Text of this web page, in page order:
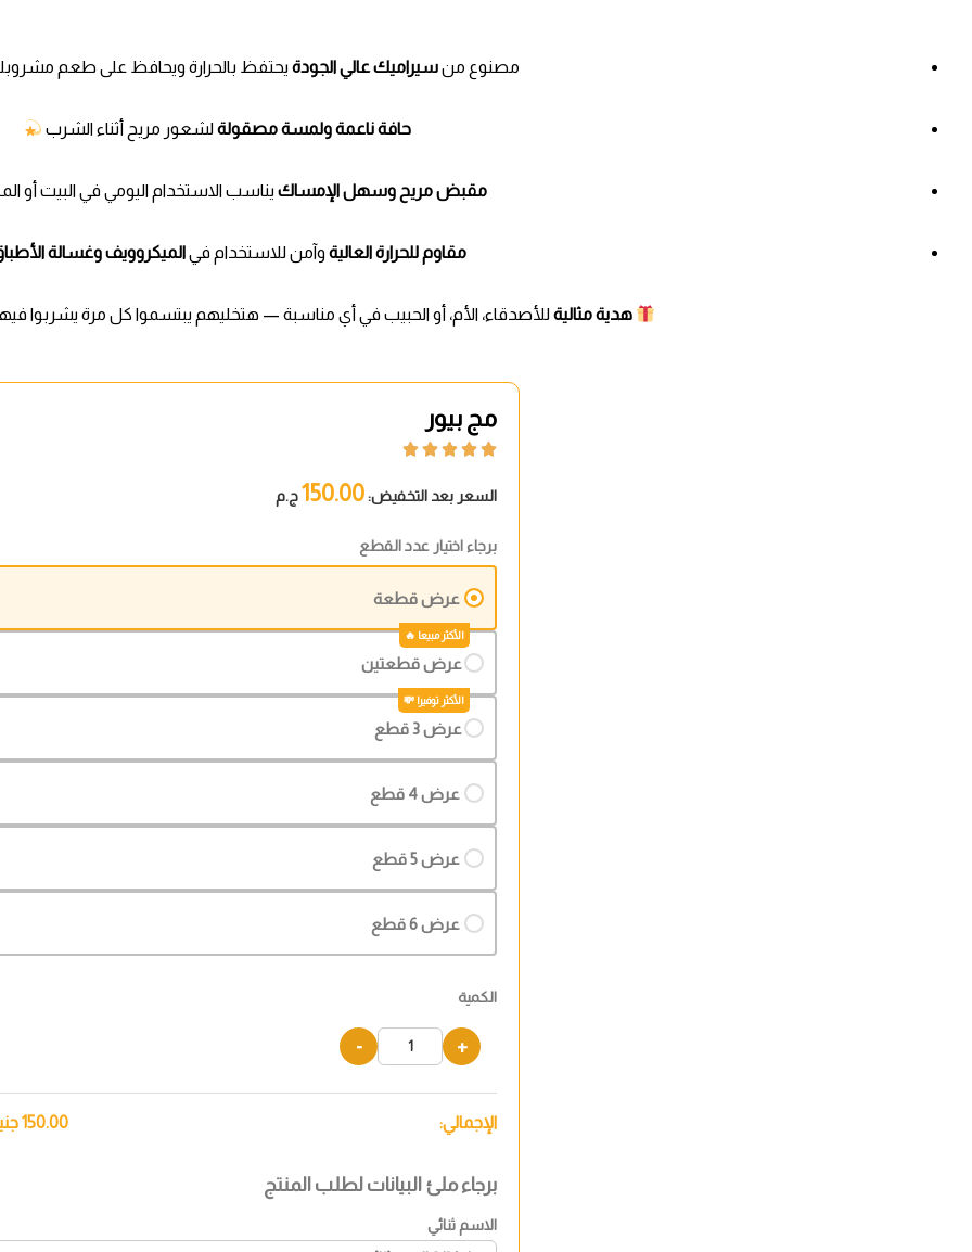
مصنوع منسيراميك عالي الجودةيحتفظ بالحرارة ويحافظ على طعم
حافة ناعمة ولمسة مصقولةلشعور مريح أثناء الشرب
مقبض مريح وسهل الإمساكيناسب الاستخدام اليومي في البيت أو
مقاوم للحرارة العالية وآمن للاستخدام فيالميكروويف وغسالة
هدية مثاليةللأصدقاء، الأم، أو الحبيب في أي مناسبة — هتخليهم يبتسموا كل مرة يشربوا
مج بيور





السعر بعد التخفيض:150.00ج.م
برجاء اختيار عدد القطع
عرض قطعة
عرض قطعتين
عرض 3 قطع
عرض 4 قطع
عرض 5 قطع
عرض 6 قطع
الكمية
+
-
الإجمالي: 150.00
برجاء ملئ البيانات لطلب المنتج
الاسم ثنائي